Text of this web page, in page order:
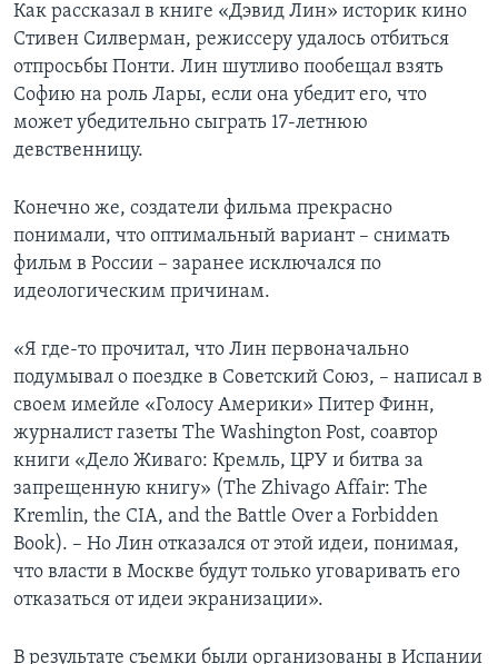
Как рассказал в книге «Дэвид Лин» историк кино
Стивен Силверман, режиссеру удалось отбиться
отпросьбы Понти. Лин шутливо пообещал взять
Софию на роль Лары, если она убедит его, что
может убедительно сыграть 17-летнюю
девственницу.
Конечно же, создатели фильма прекрасно
понимали, что оптимальный вариант – снимать
фильм в России – заранее исключался по
идеологическим причинам.
«Я где-то прочитал, что Лин первоначально
подумывал о поездке в Советский Союз, – написал в
своем имейле «Голосу Америки» Питер Финн,
журналист газеты The Washington Post, соавтор
книги «Дело Живаго: Кремль, ЦРУ и битва за
запрещенную книгу» (The Zhivago Affair: The
Kremlin, the CIA, and the Battle Over a Forbidden
Book). – Но Лин отказался от этой идеи, понимая,
что власти в Москве будут только уговаривать его
отказаться от идеи экранизации».
В результате съемки были организованы в Испании